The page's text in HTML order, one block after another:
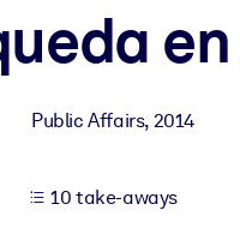
Public Affairs, 2014
10 take-aways